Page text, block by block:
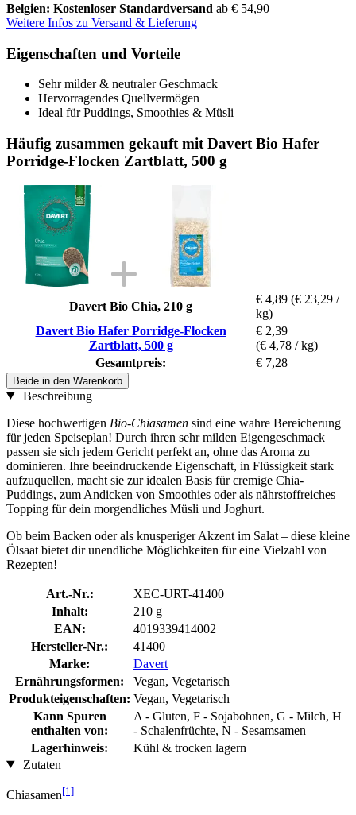
Belgien: Kostenloser Standardversand ab € 54,90
Weitere Infos zu Versand & Lieferung
Eigenschaften und Vorteile
Sehr milder & neutraler Geschmack
Hervorragendes Quellvermögen
Ideal für Puddings, Smoothies & Müsli
Häufig zusammen gekauft mit Davert Bio Hafer
Porridge-Flocken Zartblatt, 500 g
Davert Bio Chia, 210 g
€ 4,89 (€ 23,29 /
kg)
Davert Bio Hafer Porridge-Flocken
Zartblatt, 500 g
€ 2,39
(€ 4,78 / kg)
Gesamtpreis:
€ 7,28
Beide in den Warenkorb
Beschreibung
Diese hochwertigen Bio-Chiasamen sind eine wahre Bereicherung
für jeden Speiseplan! Durch ihren sehr milden Eigengeschmack
passen sie sich jedem Gericht perfekt an, ohne das Aroma zu
dominieren. Ihre beeindruckende Eigenschaft, in Flüssigkeit stark
aufzuquellen, macht sie zur idealen Basis für cremige Chia-
Puddings, zum Andicken von Smoothies oder als nährstoffreiches
Topping für dein morgendliches Müsli und Joghurt.
Ob beim Backen oder als knusperiger Akzent im Salat – diese kleine
Ölsaat bietet dir unendliche Möglichkeiten für eine Vielzahl von
Rezepten!
Art.-Nr.:
XEC-URT-41400
Inhalt:
210 g
EAN:
4019339414002
Hersteller-Nr.:
41400
Marke:
Davert
Ernährungsformen:
Vegan, Vegetarisch
Produkteigenschaften: Vegan, Vegetarisch
Kann Spuren
enthalten von:
A - Gluten, F - Sojabohnen, G - Milch, H
- Schalenfrüchte, N - Sesamsamen
Lagerhinweis:
Kühl & trocken lagern
Zutaten
Chiasamen[1]